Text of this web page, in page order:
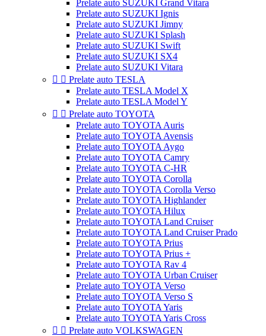
Prelate auto SUZUKI Grand Vitara
Prelate auto SUZUKI Ignis
Prelate auto SUZUKI Jimny
Prelate auto SUZUKI Splash
Prelate auto SUZUKI Swift
Prelate auto SUZUKI SX4
Prelate auto SUZUKI Vitara
  Prelate auto TESLA
Prelate auto TESLA Model X
Prelate auto TESLA Model Y
  Prelate auto TOYOTA
Prelate auto TOYOTA Auris
Prelate auto TOYOTA Avensis
Prelate auto TOYOTA Aygo
Prelate auto TOYOTA Camry
Prelate auto TOYOTA C-HR
Prelate auto TOYOTA Corolla
Prelate auto TOYOTA Corolla Verso
Prelate auto TOYOTA Highlander
Prelate auto TOYOTA Hilux
Prelate auto TOYOTA Land Cruiser
Prelate auto TOYOTA Land Cruiser Prado
Prelate auto TOYOTA Prius
Prelate auto TOYOTA Prius +
Prelate auto TOYOTA Rav 4
Prelate auto TOYOTA Urban Cruiser
Prelate auto TOYOTA Verso
Prelate auto TOYOTA Verso S
Prelate auto TOYOTA Yaris
Prelate auto TOYOTA Yaris Cross
  Prelate auto VOLKSWAGEN